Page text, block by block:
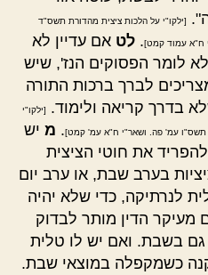
[ילקו"י על הלכות ציצית מהדורת תשס"ד
ח"א עמוד קמט]. לט אם עדיין לא
לומר הפסוקים הנז', שיש
לברך ברכות התורה
בדרך קריאה ולימוד.
[ילקו"י
תשס"ו עמ' פה. ושאר"י ח"א עמ' קמט]. מ יש
את חוטי הציצית
בערב שבת, או ערב יום
לנרתיקה, כדי שלא יהיה
מעיקר הדין מותר לבדוק
גם בשבת. ואם יש לו טלית
כשמקפלה במוצאי שבת.